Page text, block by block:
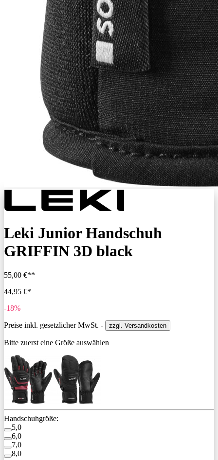
Leki Junior Handschuh
GRIFFIN 3D black
55,00 €**
44,95 €*
-18%
Preise inkl. gesetzlicher MwSt. - zzgl. Versandkosten
Bitte zuerst eine Größe auswählen
Handschuhgröße:
5,0
6,0
7,0
8,0